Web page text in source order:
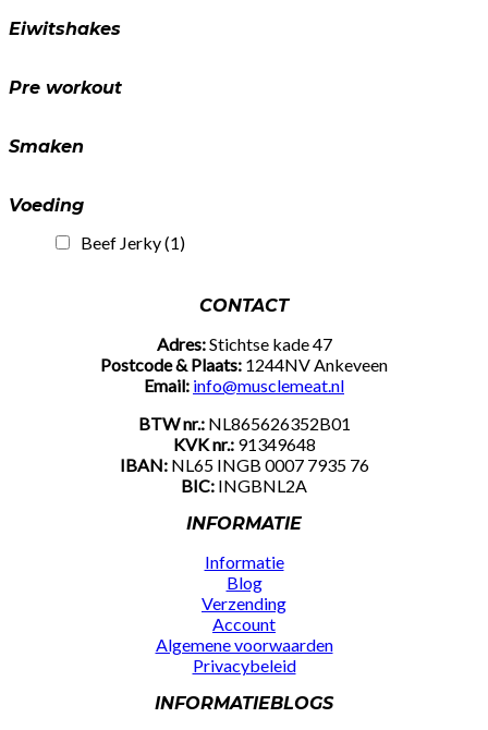
Eiwitshakes
Pre workout
Smaken
Voeding
Beef Jerky(1)
CONTACT
Adres:Stichtse kade 47
Postcode & Plaats: 1244NV Ankeveen
Email: info@musclemeat.nl
BTW nr.:NL865626352B01
KVK nr.:91349648
IBAN:NL65 INGB 0007 7935 76
BIC: INGBNL2A
INFORMATIE
Informatie
Blog
Verzending
Account
Algemene voorwaarden
Privacybeleid
INFORMATIEBLOGS